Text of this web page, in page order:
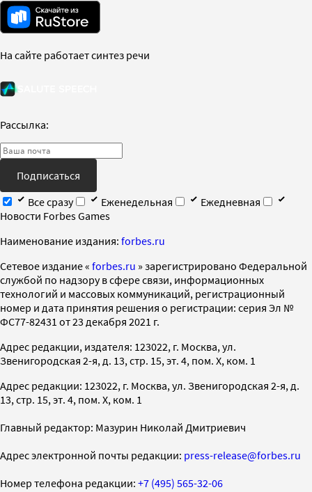
На сайте работает синтез речи
Рассылка:
Подписаться
Все сразу
Еженедельная
Ежедневная
Новости Forbes Games
Наименование издания: forbes.ru
Cетевое издание « forbes.ru » зарегистрировано Федеральной
службой по надзору в сфере связи, информационных
технологий и массовых коммуникаций, регистрационный
номер и дата принятия решения о регистрации: серия Эл №
ФС77-82431 от 23 декабря 2021 г.
Адрес редакции, издателя: 123022, г. Москва, ул.
Звенигородская 2-я, д. 13, стр. 15, эт. 4, пом. X, ком. 1
Адрес редакции: 123022, г. Москва, ул. Звенигородская 2-я, д.
13, стр. 15, эт. 4, пом. X, ком. 1
Главный редактор: Мазурин Николай Дмитриевич
Адрес электронной почты редакции: press-release@forbes.ru
Номер телефона редакции: +7 (495) 565-32-06